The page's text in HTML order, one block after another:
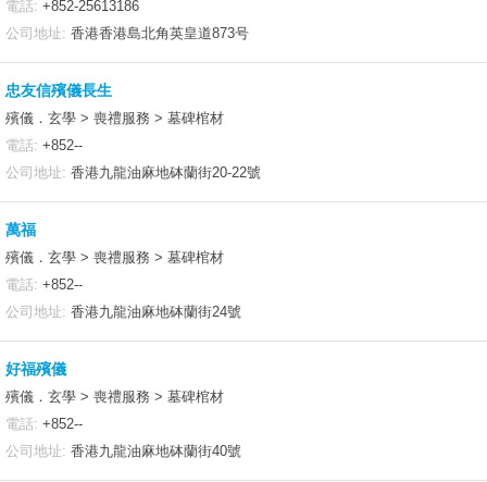
電話: +852-25613186
公司地址: 香港香港島北角英皇道873号
忠友信殯儀長生
殯儀．玄學 > 喪禮服務 > 墓碑棺材
電話: +852--
公司地址: 香港九龍油麻地砵蘭街20-22號
萬福
殯儀．玄學 > 喪禮服務 > 墓碑棺材
電話: +852--
公司地址: 香港九龍油麻地砵蘭街24號
好福殯儀
殯儀．玄學 > 喪禮服務 > 墓碑棺材
電話: +852--
公司地址: 香港九龍油麻地砵蘭街40號